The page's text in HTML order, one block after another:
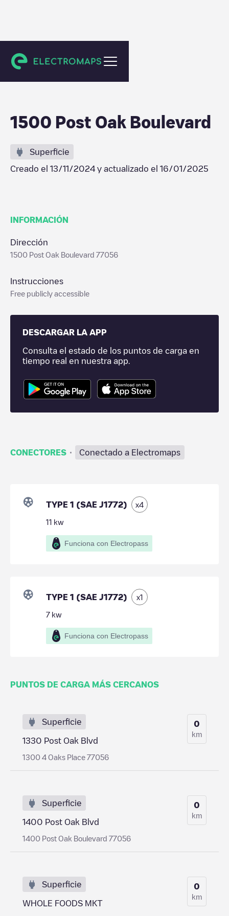
Houston
1500 Post Oak Boulevard
Superficie
Creado el 13/11/2024 y actualizado el 16/01/2025
INFORMACIÓN
Dirección
1500 Post Oak Boulevard 77056
Instrucciones
Free publicly accessible
DESCARGAR LA APP
Consulta el estado de los puntos de carga en
tiempo real en nuestra app.
CONECTORES · Conectado a Electromaps
TYPE 1 (SAE J1772) x4
11 kw
Funciona con Electropass
TYPE 1 (SAE J1772) x1
7 kw
Funciona con Electropass
PUNTOS DE CARGA MÁS CERCANOS
Superficie
1330 Post Oak Blvd
1300 4 Oaks Place 77056
0
km
Superficie
1400 Post Oak Blvd
1400 Post Oak Boulevard 77056
0
km
Superficie
WHOLE FOODS MKT
0
km